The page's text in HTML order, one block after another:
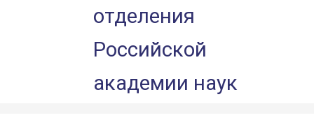
отделения
Российской
академии наук